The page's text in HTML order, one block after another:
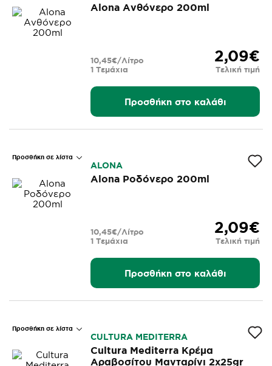
Alona Ανθόνερο 200ml
2,09€
Τελική τιμή
1 Τεμάχια
10,45€/Λίτρο
Προσθήκη στο καλάθι
Προσθήκη σε λίστα
ALONA
Alona Ροδόνερο 200ml
2,09€
Τελική τιμή
1 Τεμάχια
10,45€/Λίτρο
Προσθήκη στο καλάθι
Προσθήκη σε λίστα
CULTURA MEDITERRA
Cultura Mediterra Κρέμα
Αραβοσίτου Μανταρίνι 2x25gr